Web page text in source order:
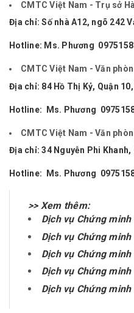
CMTC Việt Nam - Trụ sở
Địa chỉ:Số nhà A12, ngõ 242
Hotline: Ms. Phương
CMTC Việt Nam - Văn
Địa chỉ: 84 Hồ Thị Kỷ, Quận 10,
Hotline: Ms. Phương
CMTC Việt Nam - Văn
Địa chỉ: 34 Nguyễn Phi Khanh,
Hotline: Ms. Phương
>> Xem thêm:
Dịch vụ Chứng
Dịch vụ Chứng
Dịch vụ Chứng
Dịch vụ Chứng
Dịch vụ Chứng